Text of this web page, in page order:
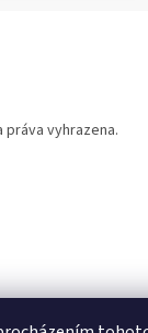
práva vyhrazena.